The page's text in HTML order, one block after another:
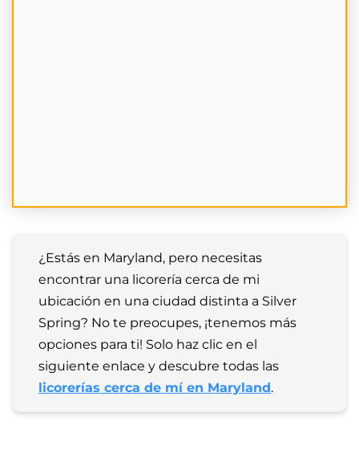
¿Estás en Maryland, pero necesitas
encontrar una licorería cerca de mi
ubicación en una ciudad distinta a Silver
Spring? No te preocupes, ¡tenemos más
opciones para ti! Solo haz clic en el
licorerías cerca de mí en Maryland.